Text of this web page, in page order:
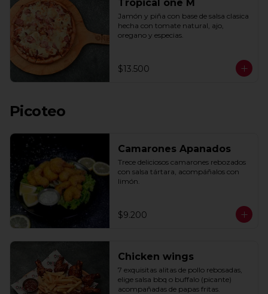
Tropical one M
Jamón y piña con base de salsa clasica
hecha con tomate natural, ajo,
oregano y especias.
$13.500
Picoteo
Camarones Apanados
Trece deliciosos camarones rebozados
con salsa tártara, acompáñalos con
limón.
$9.200
Chicken wings
7 exquisitas alitas de pollo rebosadas,
elige salsa bbq o buffalo (picante)
acompañadas de papas fritas.